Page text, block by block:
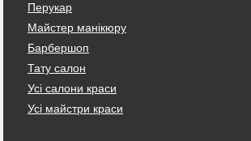
Перукар
Майстер манікюру
Барбершоп
Тату салон
Усі салони краси
Усі майстри краси